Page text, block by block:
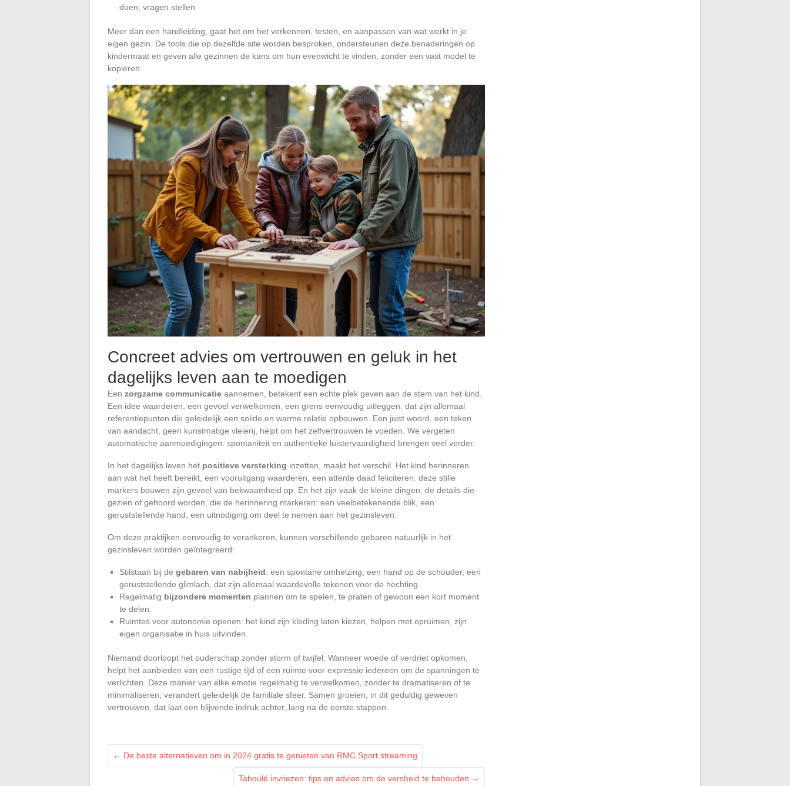
doen, vragen stellen
Meer dan een handleiding, gaat het om het verkennen, testen, en aanpassen van wat werkt in je
eigen gezin. De tools die op dezelfde site worden besproken, ondersteunen deze benaderingen op
kindermaat en geven alle gezinnen de kans om hun evenwicht te vinden, zonder een vast model te
kopiëren.
Concreet advies om vertrouwen en geluk in het
dagelijks leven aan te moedigen
Een zorgzame communicatie aannemen, betekent een echte plek geven aan de stem van het kind.
Een idee waarderen, een gevoel verwelkomen, een grens eenvoudig uitleggen: dat zijn allemaal
referentiepunten die geleidelijk een solide en warme relatie opbouwen. Een juist woord, een teken
van aandacht, geen kunstmatige vleierij, helpt om het zelfvertrouwen te voeden. We vergeten
automatische aanmoedigingen: spontaniteit en authentieke luistervaardigheid brengen veel verder.
In het dagelijks leven het positieve versterking inzetten, maakt het verschil. Het kind herinneren
aan wat het heeft bereikt, een vooruitgang waarderen, een attente daad feliciteren: deze stille
markers bouwen zijn gevoel van bekwaamheid op. En het zijn vaak de kleine dingen, de details die
gezien of gehoord worden, die de herinnering markeren: een veelbetekenende blik, een
geruststellende hand, een uitnodiging om deel te nemen aan het gezinsleven.
Om deze praktijken eenvoudig te verankeren, kunnen verschillende gebaren natuurlijk in het
gezinsleven worden geïntegreerd:
Stilstaan bij de gebaren van nabijheid: een spontane omhelzing, een hand op de schouder, een
geruststellende glimlach, dat zijn allemaal waardevolle tekenen voor de hechting.
Regelmatig bijzondere momenten plannen om te spelen, te praten of gewoon een kort moment
te delen.
Ruimtes voor autonomie openen: het kind zijn kleding laten kiezen, helpen met opruimen, zijn
eigen organisatie in huis uitvinden.
Niemand doorloopt het ouderschap zonder storm of twijfel. Wanneer woede of verdriet opkomen,
helpt het aanbieden van een rustige tijd of een ruimte voor expressie iedereen om de spanningen te
verlichten. Deze manier van elke emotie regelmatig te verwelkomen, zonder te dramatiseren of te
minimaliseren, verandert geleidelijk de familiale sfeer. Samen groeien, in dit geduldig geweven
vertrouwen, dat laat een blijvende indruk achter, lang na de eerste stappen.
← De beste alternatieven om in 2024 gratis te genieten van RMC Sport streaming
Taboulé invriezen: tips en advies om de versheid te behouden →